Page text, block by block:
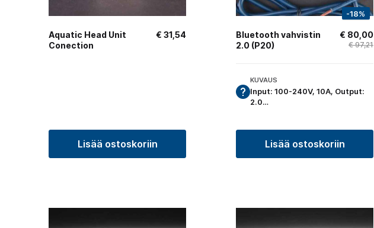
Aquatic Head Unit
Conection
€ 31,54
Lisää ostoskoriin
-18%
Bluetooth vahvistin
2.0 (P20)
€97,21
€ 80,00
KUVAUS
Input: 100-240V, 10A, Output:
2.0…
Lisää ostoskoriin